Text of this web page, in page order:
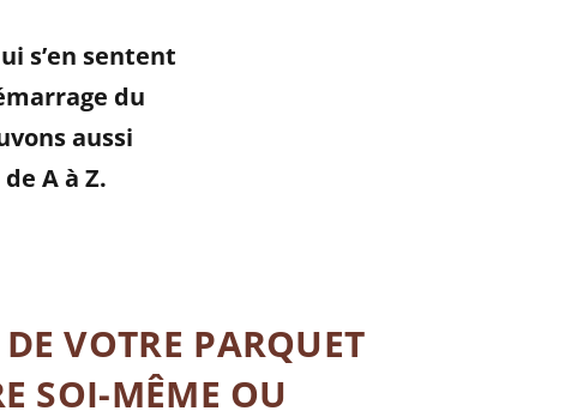
s’en sentent
du
aussi
de A à Z.
VOTRE PARQUET
SOI-MÊME OU